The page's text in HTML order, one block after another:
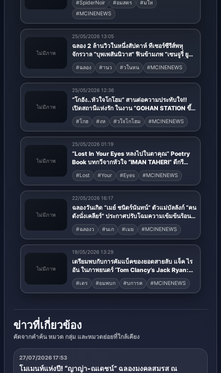
#SpiderNoir #อมสตร
#มให
#MCINENEWS
ไม่มีภาพ
25/05/2026 13:05
ฉลอง 2 ล้านวิวในหนึ่งสัปดาห์ ทีเซอร์ซีรีส์พหุ
จักรวาล “บุพเพสันนิวาส” ฟินข้ามภพ “เซนจูรี่ ยูยู
ไทยแลนด์” เฉลย “ออกัส” เจ้าของเสียง เพลงซึ้ง
“โอ้หัวใจ” ประกอบซีรีส์
#ฉลอง #านว #วในหน #MCINENEWS
ไม่มีภาพ
25/05/2026 12:36
“โกฮัง..หัวใจโกโฮม” สานต่อความประทับใจ!!
เปิดสถานีแห่งรัก ในงาน “GOHAN STATION ขึ้น
รถไฟ…ไปหาโกฮัง”
#โกฮ #งห #วใจโกโฮม #MCINENEWS
ไม่มีภาพ
25/05/2026 01:19
“Lost In Your Eyes หลงไปในตาคุณ” Poetry
Book บทกวีจากหัวใจ “IMAN TAHERI” ดีกรี
แพทย์อาสาและนักแสดงภาพยนตร์ฮ่องกง เตรียม
ลัดฟ้าเปิดตัวที่เมืองไทย 3 มิถุนายนนี้ พร้อมเซเลบ
คนดัง โจซี โฮ และ คอนรอย ชาน
#Lost #Your #Eyes #MCINENEWS
ไม่มีภาพ
22/05/2026 16:17
ฉลองวันเกิด “เมย์ ชนิตร์นันทน์” ตัวแม่บัลลังก์ “คน
ดังนั่งเคลียร์” ประกาศปรับโฉมความเข้มข้นร้อน
แรง ท้าปีม้าไฟ เจาะลึกเพื่อประชาชน
#ฉลองว #นเก #เมย #MCINENEWS
ไม่มีภาพ
19/05/2026 13:29
เตรียมพบกับการคัมแบ็คของยอดสายลับ แจ็ค ไร
อัน ในภาพยนตร์ ‘Tom Clancy’s Jack Ryan:
Ghost War’ 20 พฤษภาคมนี้ ที่ Prime Video
#เตร #ยมพบก #บการค #MCINENEWS
ข่าวที่เกี่ยวข้อง
คัดจากคำค้น หมวด กลุ่ม และหมวดย่อยที่ใกล้เคียง
27/07/2026 17:53
โมเมนท์แห่งปี! “ญาญ่า-ณเดชน์” ฉลองมงคลสมรส ณ